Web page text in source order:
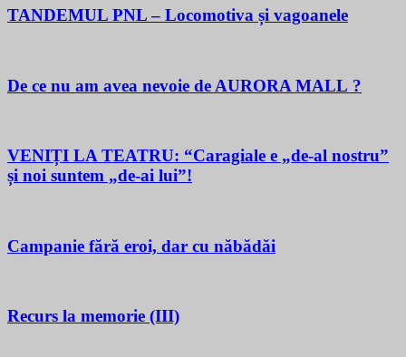
TANDEMUL PNL – Locomotiva și vagoanele
De ce nu am avea nevoie de AURORA MALL ?
VENIȚI LA TEATRU: “Caragiale e „de-al nostru”
și noi suntem „de-ai lui”!
Campanie fără eroi, dar cu năbădăi
Recurs la memorie (III)